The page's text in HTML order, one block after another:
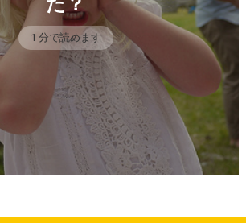
1 分で読めます